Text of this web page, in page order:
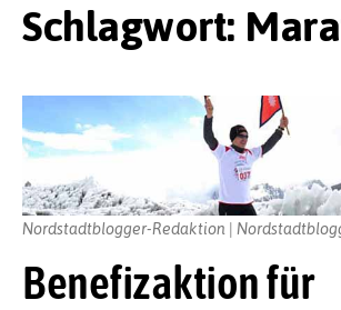
Schlagwort:
Benefizaktion für
Nordstadtblogger-Redaktion |